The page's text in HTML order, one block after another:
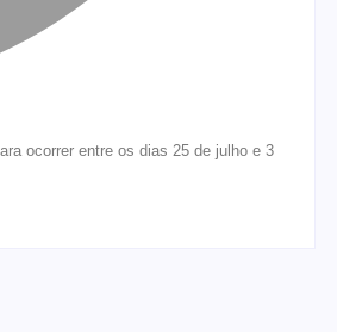
ocorrer entre os dias 25 de julho e 3